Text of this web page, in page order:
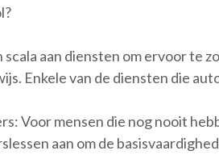
aan diensten om ervoor te
Enkele van de diensten die
Voor mensen die nog nooit
aan om de